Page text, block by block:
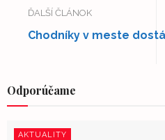
ĎALŠÍ ČLÁNOK
Chodníky v meste
Odporúčame
AKTUALITY